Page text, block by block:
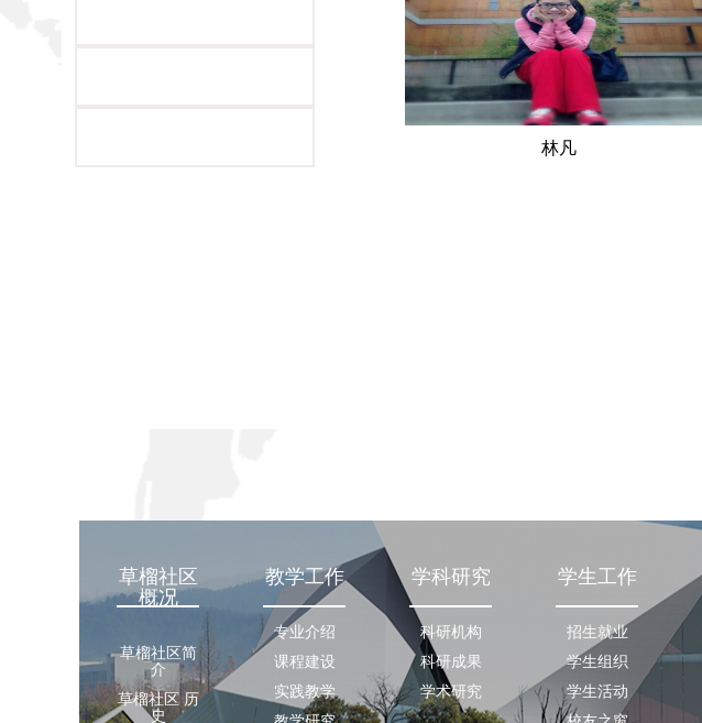
向： 应用语言学、教学法 主讲课程：
基础德语、中级德语、德语写作、德语国
家概况 ◆ 学术成果主要...
姓 名：林凡 性 别： 女
林凡
草榴社区
概况
草榴社区简
介
草榴社区 历
史
教学工作
专业介绍
课程建设
实践教学
学科研究
科研机构
科研成果
学术研究
学生工作
招生就业
学生组织
学生活动